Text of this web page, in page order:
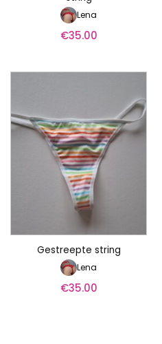
Lena
€35.00
Gestreepte string
Lena
€35.00